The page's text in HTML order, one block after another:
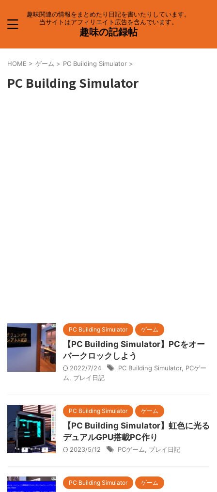
趣味関連の情報をまとめたり日記を書いたりしています。
当サイトはアフィリエイト広告を含んでいます。
趣味の記録帖
HOME > ゲーム > PC Building Simulator >
PC Building Simulator
PC Building Simulator ゲーム
【PC Building Simulator】PCをオー
バークロックしよう
2022/7/24 PC Building Simulator, PCゲー
ム
プレイ日記
PC Building Simulator ゲーム
【PC Building Simulator】虹色に光る
デュアルGPU搭載PC作り
2023/5/12 PCゲーム プレイ日記
PC Building Simulator ゲーム